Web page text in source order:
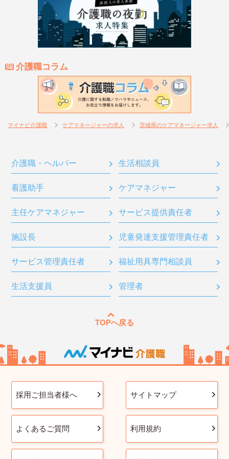
介護職コラム
マイナビ介護職 ケアマネージャーの求人 茨城県のケアマネージャー求人
介護職・ヘルパー 生活相談員
看護助手 ケアマネジャー
主任ケアマネジャー サービス提供責任者
施設長 児童発達支援管理責任者
サービス管理責任者 福祉用具専門相談員
生活支援員 管理者
TOPへ戻る
採用ご担当者様へ サイトマップ
よくあるご質問 利用規約